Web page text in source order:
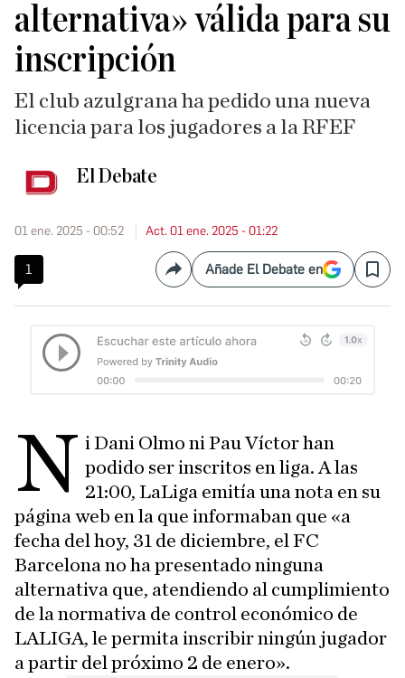
alternativa» válida para su
inscripción
El club azulgrana ha pedido una nueva
licencia para los jugadores a la RFEF
El Debate
01 ene. 2025 - 00:52 Act. 01 ene. 2025 - 01:22
1 CompartirAñade El Debate en Save
N i Dani Olmo ni Pau Víctor han
podido ser inscritos en liga. A las
21:00, LaLiga emitía una nota en su
página web en la que informaban que «a
fecha del hoy, 31 de diciembre, el FC
Barcelona no ha presentado ninguna
alternativa que, atendiendo al cumplimiento
de la normativa de control económico de
LALIGA, le permita inscribir ningún jugador
a partir del próximo 2 de enero».